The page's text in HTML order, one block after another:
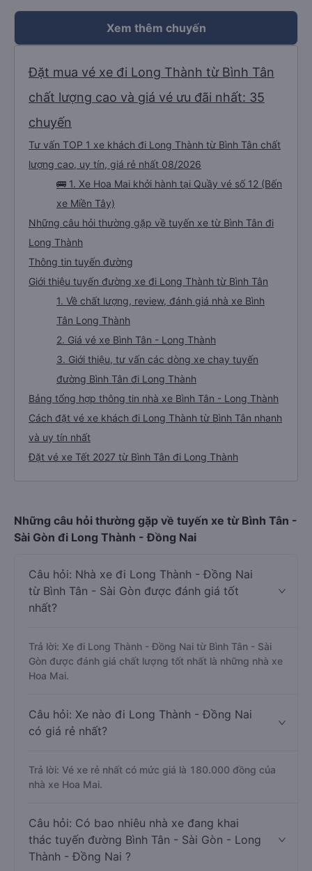
Xem thêm chuyến
Đặt mua vé xe đi Long Thành từ Bình Tân
chất lượng cao và giá vé ưu đãi nhất: 35
chuyến
Tư vấn TOP 1 xe khách đi Long Thành từ Bình Tân chất
lượng cao, uy tín, giá rẻ nhất 08/2026
🚌 1. Xe Hoa Mai khởi hành tại Quầy vé số 12 (Bến
xe Miền Tây)
Những câu hỏi thường gặp về tuyến xe từ Bình Tân đi
Long Thành
Thông tin tuyến đường
Giới thiệu tuyến đường xe đi Long Thành từ Bình Tân
1. Về chất lượng, review, đánh giá nhà xe Bình
Tân Long Thành
2. Giá vé xe Bình Tân - Long Thành
3. Giới thiệu, tư vấn các dòng xe chạy tuyến
đường Bình Tân đi Long Thành
Bảng tổng hợp thông tin nhà xe Bình Tân - Long Thành
Cách đặt vé xe khách đi Long Thành từ Bình Tân nhanh
và uy tín nhất
Đặt vé xe Tết 2027 từ Bình Tân đi Long Thành
Những câu hỏi thường gặp về tuyến xe từ Bình Tân -
Sài Gòn đi Long Thành - Đồng Nai
Câu hỏi: Nhà xe đi Long Thành - Đồng Nai
từ Bình Tân - Sài Gòn được đánh giá tốt
nhất?
Trả lời: Xe đi Long Thành - Đồng Nai từ Bình Tân - Sài
Gòn được đánh giá chất lượng tốt nhất là những nhà xe
Hoa Mai.
Câu hỏi: Xe nào đi Long Thành - Đồng Nai
có giá rẻ nhất?
Trả lời: Vé xe rẻ nhất có mức giá là 180.000 đồng của
nhà xe Hoa Mai.
Câu hỏi: Có bao nhiêu nhà xe đang khai
thác tuyến đường Bình Tân - Sài Gòn - Long
Thành - Đồng Nai ?